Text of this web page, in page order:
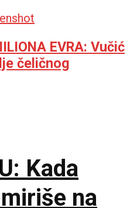
EVRA: Vučić
čeličnog
Kada
na